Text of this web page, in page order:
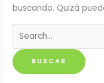
buscando. Quizá
Buscar
por: